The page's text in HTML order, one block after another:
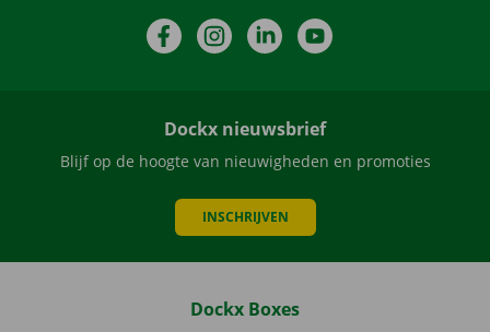
FacebookInstagramLinkedIn
Dockx nieuwsbrief
Blijf op de hoogte van nieuwigheden en promoties
INSCHRIJVEN
Dockx Boxes